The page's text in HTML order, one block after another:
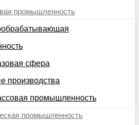
промышленность
сфера
производства
промышленность
промышленность